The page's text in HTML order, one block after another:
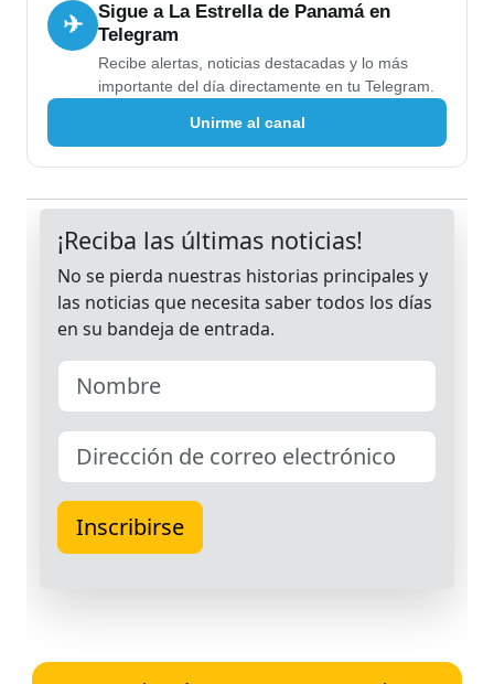
✈
Sigue a La Estrella de Panamá en
Telegram
Recibe alertas, noticias destacadas y lo más
importante del día directamente en tu Telegram.
Unirme al canal